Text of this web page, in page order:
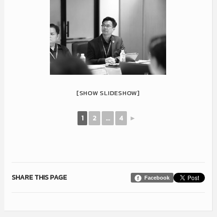
[SHOW SLIDESHOW]
1 2 ... 4 ►
Facebook
SHARE THIS PAGE